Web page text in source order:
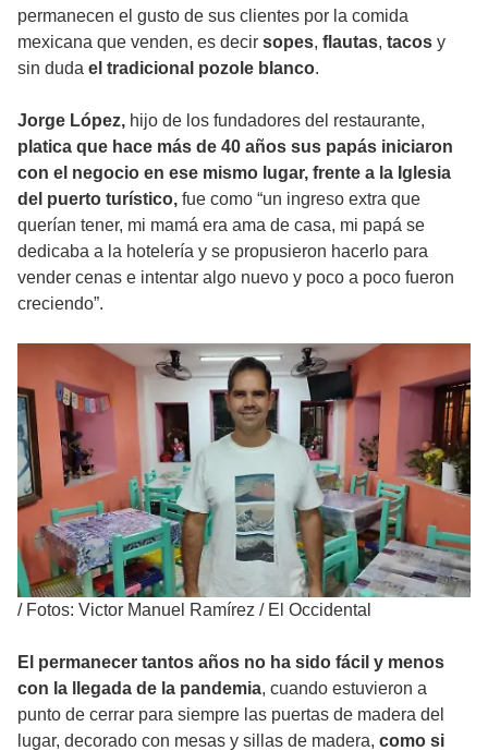
permanecen el gusto de sus clientes por la comida
mexicana que venden, es decir sopes, flautas, tacos y
sin duda el tradicional pozole blanco.
Jorge López, hijo de los fundadores del restaurante,
platica que hace más de 40 años sus papás iniciaron
con el negocio en ese mismo lugar, frente a la Iglesia
del puerto turístico, fue como “un ingreso extra que
querían tener, mi mamá era ama de casa, mi papá se
dedicaba a la hotelería y se propusieron hacerlo para
vender cenas e intentar algo nuevo y poco a poco fueron
creciendo”.
/ Fotos: Victor Manuel Ramírez / El Occidental
El permanecer tantos años no ha sido fácil y menos
con la llegada de la pandemia, cuando estuvieron a
punto de cerrar para siempre las puertas de madera del
lugar, decorado con mesas y sillas de madera, como si